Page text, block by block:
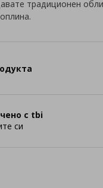
традиционен
с tbi
си